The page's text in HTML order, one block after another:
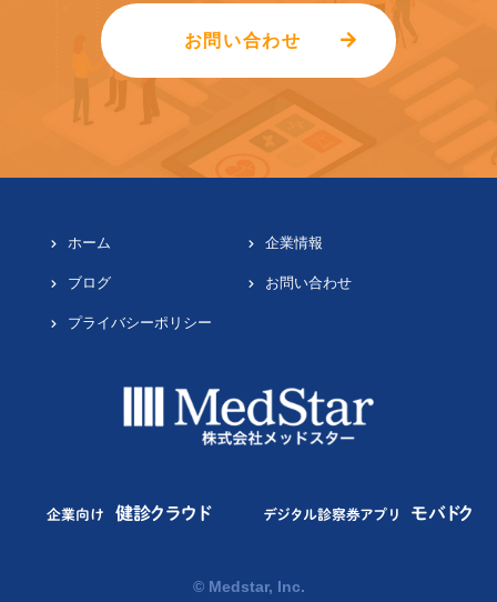
お問い合わせ
ホーム 企業情報
ブログ お問い合わせ
プライバシーポリシー
企業向け 健診クラウド デジタル診察券アプリ モバドク
© Medstar, Inc.